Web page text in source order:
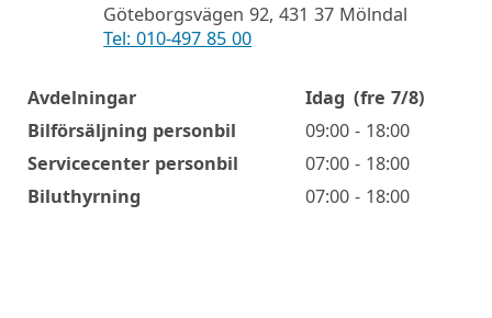
Göteborgsvägen 92, 431 37 Mölndal
Tel: 010-497 85 00
Öppettider
Avdelningar Idag (fre 7/8)
Bilförsäljning personbil
09:00 - 18:00
Servicecenter personbil
07:00 - 18:00
Biluthyrning
07:00 - 18:00